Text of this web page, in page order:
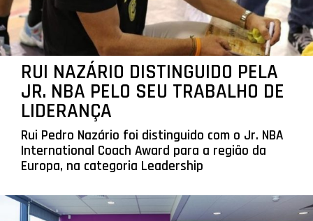
RUI NAZÁRIO DISTINGUIDO PELA
JR. NBA PELO SEU TRABALHO DE
LIDERANÇA
Rui Pedro Nazário foi distinguido com o Jr. NBA
International Coach Award para a região da
Europa, na categoria Leadership